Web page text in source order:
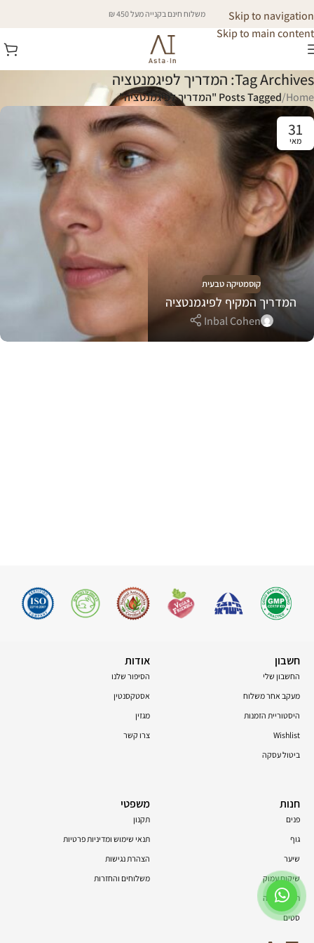
Skip to navigation
Skip to main content
משלוח חינם בקנייה מעל 450 ₪
Tag Archives: המדריך לפיגמנטציה
Home
/Posts Tagged "המדריך לפיגמנטציה"
31
מאי
קוסמטיקה טבעית
המדריך המקיף לפיגמנטציה
Inbal Cohen
חשבון
החשבון שלי
מעקב אחר משלוח
היסטוריית הזמנות
Wishlist
ביטול עסקה
אודות
הסיפור שלנו
אסטקסנטין
מגזין
צרו קשר
חנות
פנים
גוף
שיער
שיקום עמוק
תוספי תזונה
סטים
משפטי
תקנון
תנאי שימוש ומדיניות פרטיות
הצהרת נגישות
משלוחים והחזרות